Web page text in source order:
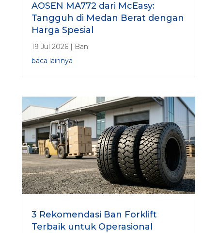
AOSEN MA772 dari McEasy:
Tangguh di Medan Berat dengan
Harga Spesial
19 Jul 2026|
Ban
baca lainnya
3 Rekomendasi Ban Forklift
Terbaik untuk Operasional